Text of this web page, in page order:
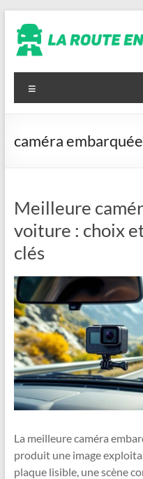
contenu
La
route
en
toute
conscience
caméra embarquée
Meilleure
voiture : choix
clés
La meilleure caméra
produit une image
plaque lisible, une scène